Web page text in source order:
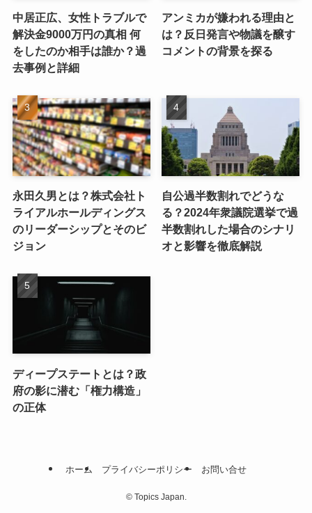
中居正広、女性トラブルで
解決金9000万円の真相 何
をしたのか相手は誰か？過
去事例と詳細
アンミカが嫌われる理由と
は？反日発言や物議を醸す
コメントの背景を探る
永田久男とは？株式会社ト
ライアルホールディングス
のリーダーシップとそのビ
ジョン
自公過半数割れでどうな
る？2024年衆議院選挙で過
半数割れした場合のシナリ
オと影響を徹底解説
ディープステートとは？政
府の影に潜む「権力構造」
の正体
ホーム プライバシーポリシー お問い合せ
©Topics Japan.